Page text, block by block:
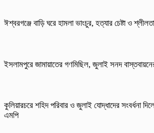
ঈশ্বরগঞ্জে বাড়ি ঘরে হামলা ভাংচুর, হত্যার চেষ্টা ও
ইসলামপুরে জামায়াতের গণমিছিল, জুলাই সনদ
কুলিয়ারচরে শহিদ পরিবার ও জুলাই যোদ্ধাদের সংবর্ধনা
এমপি